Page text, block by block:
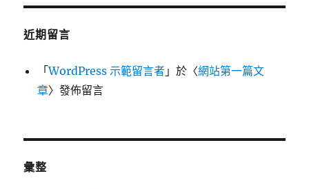
近期留言
「WordPress 示範留言者 」於〈網站第一篇文
章〉發佈留言
彙整